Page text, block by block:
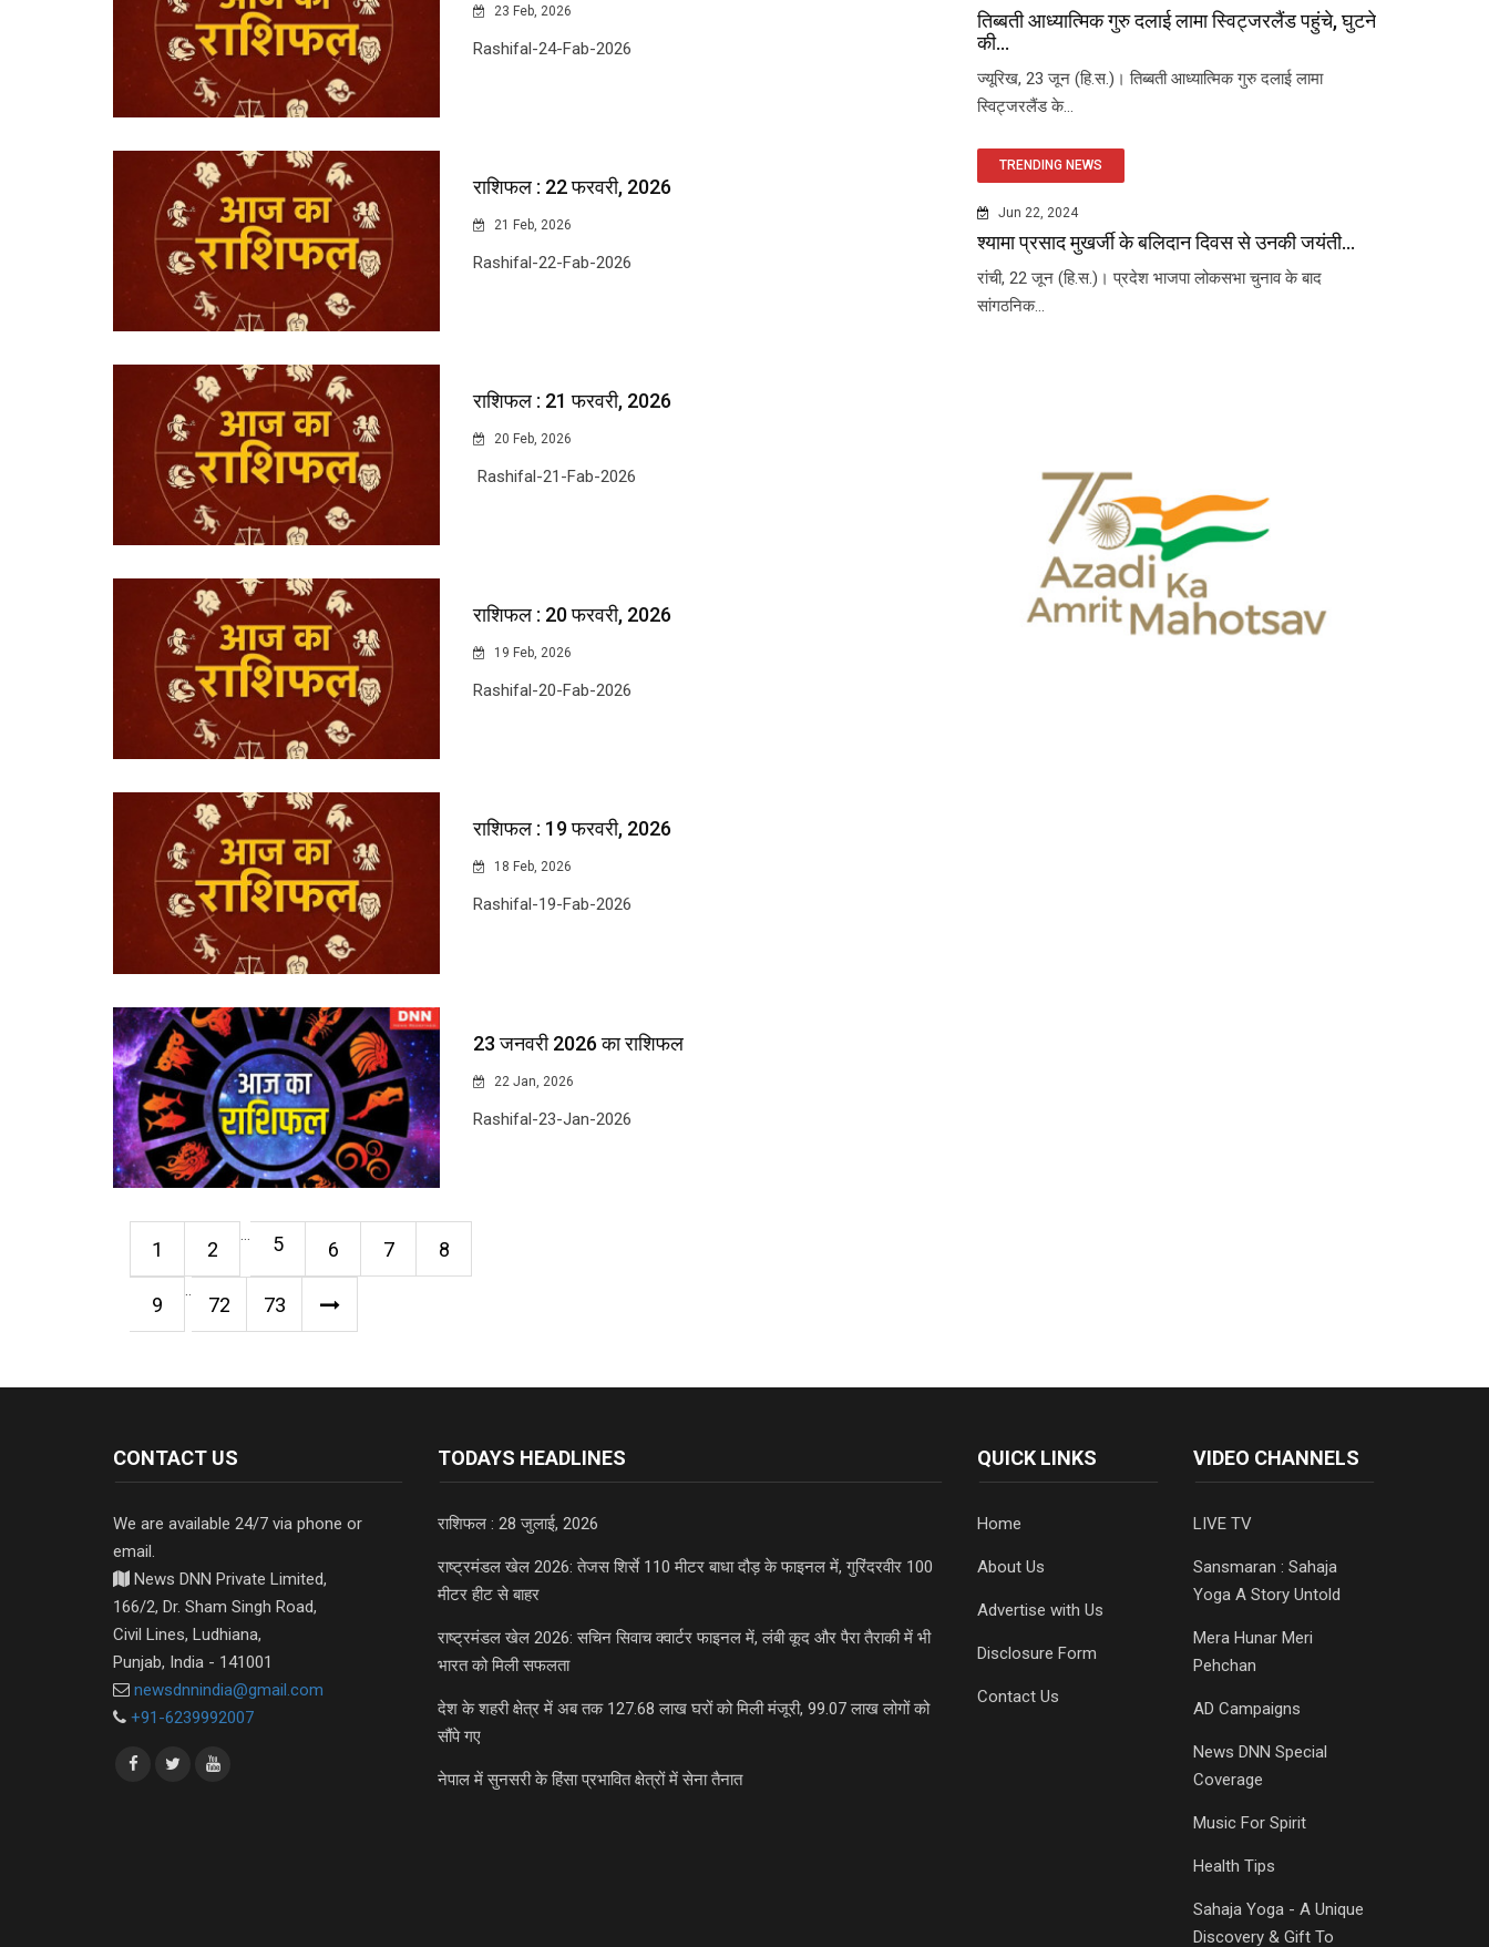
23 Feb, 2026
Rashifal-24-Fab-2026
राशिफल : 22 फरवरी, 2026
21 Feb, 2026
Rashifal-22-Fab-2026
राशिफल : 21 फरवरी, 2026
20 Feb, 2026
Rashifal-21-Fab-2026
राशिफल : 20 फरवरी, 2026
19 Feb, 2026
Rashifal-20-Fab-2026
राशिफल : 19 फरवरी, 2026
18 Feb, 2026
Rashifal-19-Fab-2026
23 जनवरी 2026 का राशिफल
22 Jan, 2026
Rashifal-23-Jan-2026
1 2
... 5 6 7 8
9
..
72 73
तिब्बती आध्यात्मिक गुरु दलाई लामा स्विट्जरलैंड पहुंचे, घुटने
की...
ज्यूरिख, 23 जून (हि.स.)। तिब्बती आध्यात्मिक गुरु दलाई लामा
स्विट्जरलैंड के...
TRENDING NEWS
Jun 22, 2024
श्यामा प्रसाद मुखर्जी के बलिदान दिवस से उनकी जयंती...
रांची, 22 जून (हि.स.)। प्रदेश भाजपा लोकसभा चुनाव के बाद
सांगठनिक...
CONTACT US
We are available 24/7 via phone or
email.
News DNN Private Limited,
166/2, Dr. Sham Singh Road,
Civil Lines, Ludhiana,
Punjab, India - 141001
newsdnnindia@gmail.com
+91-6239992007
TODAYS HEADLINES
राशिफल : 28 जुलाई, 2026
राष्ट्रमंडल खेल 2026: तेजस शिर्से 110 मीटर बाधा दौड़ के फाइनल में, गुरिंदरवीर 100
मीटर हीट से बाहर
राष्ट्रमंडल खेल 2026: सचिन सिवाच क्वार्टर फाइनल में, लंबी कूद और पैरा तैराकी में भी
भारत को मिली सफलता
देश के शहरी क्षेत्र में अब तक 127.68 लाख घरों को मिली मंजूरी, 99.07 लाख लोगों को
सौंपे गए
नेपाल में सुनसरी के हिंसा प्रभावित क्षेत्रों में सेना तैनात
QUICK LINKS
Home
About Us
Advertise with Us
Disclosure Form
Contact Us
VIDEO CHANNELS
LIVE TV
Sansmaran : Sahaja
Yoga A Story Untold
Mera Hunar Meri
Pehchan
AD Campaigns
News DNN Special
Coverage
Music For Spirit
Health Tips
Sahaja Yoga - A Unique
Discovery & Gift To